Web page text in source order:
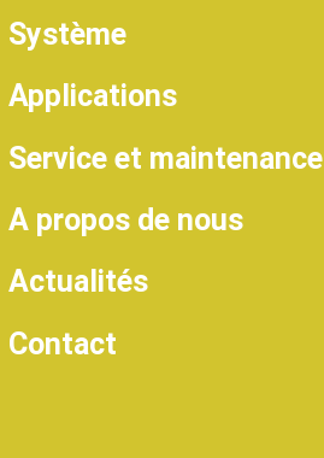
Système
Applications
Service et maintenance
A propos de nous
Actualités
Contact